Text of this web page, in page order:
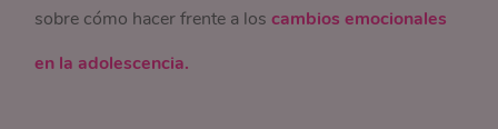
sobre cómo hacer frente a loscambios emocionales
en la adolescencia.